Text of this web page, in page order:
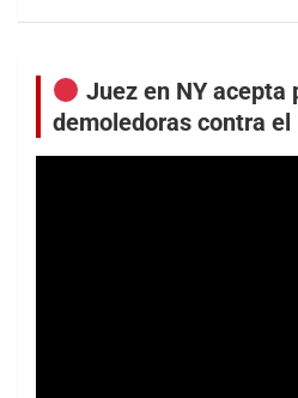
Juez en NY acepta
demoledoras contra el